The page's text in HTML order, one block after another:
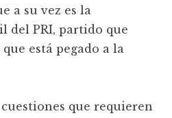
a su vez es la
del PRI, partido que
está pegado a la
que requieren